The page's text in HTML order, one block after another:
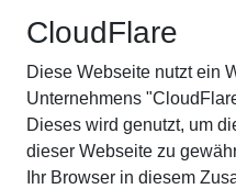
CloudFlare
Diese Webseite nutzt ein
Unternehmens
Dieses wird genutzt, um
dieser Webseite zu
Ihr Browser in diesem